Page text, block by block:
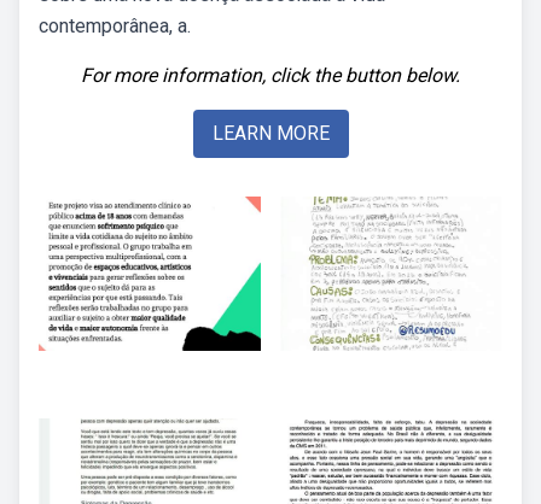
contemporânea, a.
For more information, click the button below.
LEARN MORE